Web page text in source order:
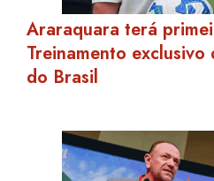
Araraquara terá
Treinamento
do Brasil